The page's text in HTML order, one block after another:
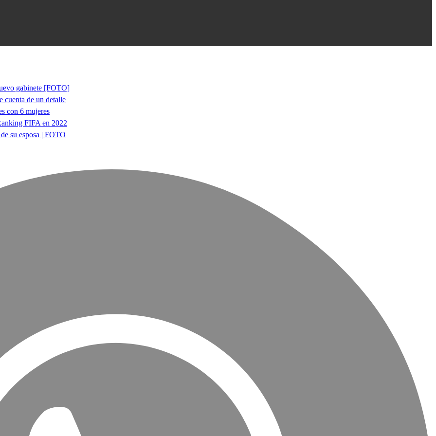
gabinete [FOTO]
cuenta de un detalle
con 6 mujeres
FIFA en 2022
su esposa | FOTO